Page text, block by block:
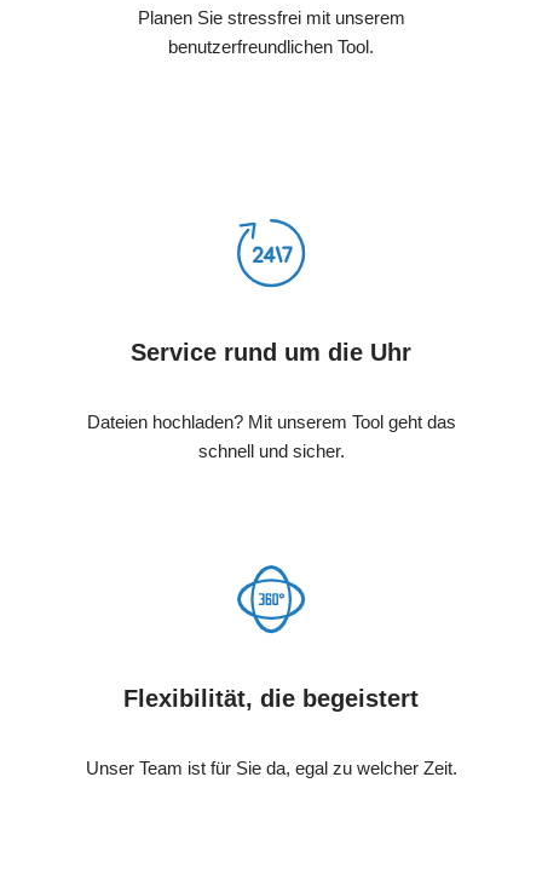
Planen Sie stressfrei mit unserem
benutzerfreundlichen Tool.
Service rund um die Uhr
Dateien hochladen? Mit unserem Tool geht das
schnell und sicher.
Flexibilität, die begeistert
Unser Team ist für Sie da, egal zu welcher Zeit.